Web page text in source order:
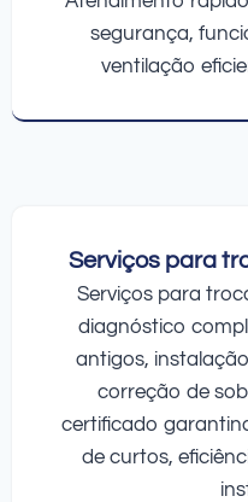
segurança,
ventilação
Serviços para
Serviços para
diagnóstico
antigos,
correção de
certificado
de curtos,